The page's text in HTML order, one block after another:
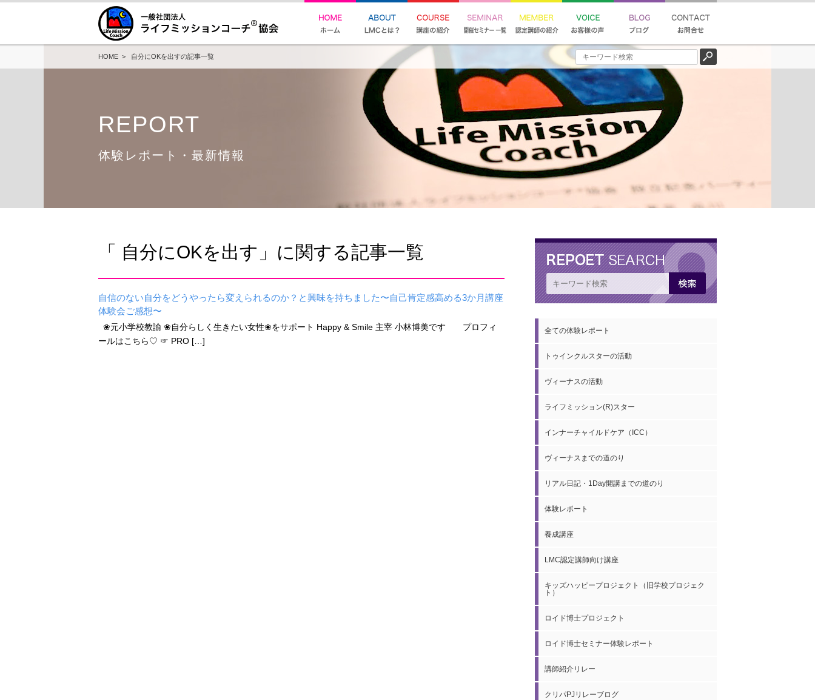
HOME > 自分にOKを出すの記事一覧
REPORT
体験レポート・最新情報
「 自分にOKを出す」に関する記事一覧
自信のない自分をどうやったら変えられるのか？と興味を持ちました〜自己肯定感高める3か月講座
体験会ご感想〜
❀元小学校教諭 ❀自分らしく生きたい女性❀をサポート Happy & Smile 主宰 小林博美です プロフィ
ールはこちら♡ ☞ PRO […]
全ての体験レポート
トゥインクルスターの活動
ヴィーナスの活動
ライフミッション(R)スター
インナーチャイルドケア（ICC）
ヴィーナスまでの道のり
リアル日記・1Day開講までの道のり
体験レポート
養成講座
LMC認定講師向け講座
キッズハッピープロジェクト（旧学校プロジェク
ト）
ロイド博士プロジェクト
ロイド博士セミナー体験レポート
講師紹介リレー
クリパPJリレーブログ